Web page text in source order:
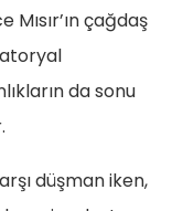
çağdaş
da sonu
düşman iken,